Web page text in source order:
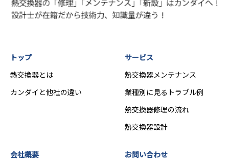
トップ
熱交換器とは
カンダイと他社の違い
サービス
熱交換器メンテナンス
業種別に見るトラブル例
熱交換器修理の流れ
熱交換器設計
会社概要 お問い合わせ